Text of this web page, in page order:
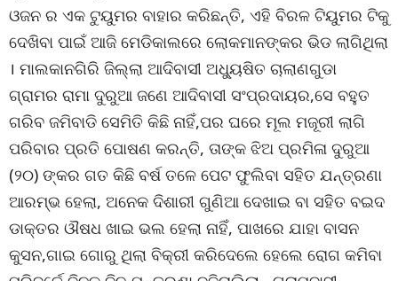
ଓଜନ ର ଏକ ଟୁୟୁମର ବାହାର କରିଛନ୍ତି, ଏହି ବିରଳ ଟିୟୁମର ଟିକୁ
ଦେଖିବା ପାଇଁ ଆଜି ମେଡିକାଲରେ ଲୋକମାନଙ୍କର ଭିଡ ଲାଗିଥିଲା
। ମାଲକାନଗିରି ଜିଲ୍ଲା ଆଦିବାସୀ ଅଧ୍ୟୁଷିତ ଚାଲାଣଗୁଡା
ଗ୍ରାମର ରାମା ଦୁରୁଆ ଜଣେ ଆଦିବାସୀ ସଂପ୍ରଦାୟର,ସେ ବହୁତ
ଗରିବ ଜମିବାଡି ସେମିତି କିଛି ନାହିଁ,ପର ଘରେ ମୂଲ ମଜୂରୀ ଲାଗି
ପରିବାର ପ୍ରତି ପୋଷଣ କରନ୍ତି, ତାଙ୍କ ଝିଅ ପ୍ରମିଳା ଦୁରୁଆ
(୨୦) ଙ୍କର ଗତ କିଛି ବର୍ଷ ତଳେ ପେଟ ଫୁଲିବା ସହିତ ଯନ୍ତ୍ରଣା
ଆରମ୍ଭ ହେଲା, ଅନେକ ଦିଶାରୀ ଗୁଣିଆ ଦେଖାଇ ବା ସହିତ ବଇଦ
ଡାକ୍ତର ଔଷଧ ଖାଇ ଭଲ ହେଲା ନାହିଁ, ପାଖରେ ଯାହା ବାସନ
କୁସନ,ଗାଇ ଗୋରୁ ଥିଲା ବିକ୍ରୀ କରିଦେଲେ ହେଲେ ରୋଗ କମିବା